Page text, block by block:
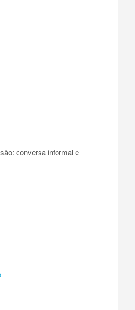
conversa informal e